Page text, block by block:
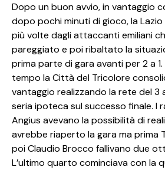
Dopo un buon avvio, in vantaggio
dopo pochi minuti di gioco, la
più volte dagli attaccanti emiliani
pareggiato e poi ribaltato la
prima parte di gara avanti per 2 a
tempo la Città del Tricolore
vantaggio realizzando la rete del 3
seria ipoteca sul successo finale. I
Angius avevano la possibilità di
avrebbe riaperto la gara ma prima
poi Claudio Brocco fallivano due
L’ultimo quarto cominciava con la